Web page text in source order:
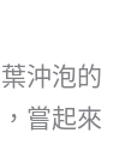
沖泡的
嘗起來